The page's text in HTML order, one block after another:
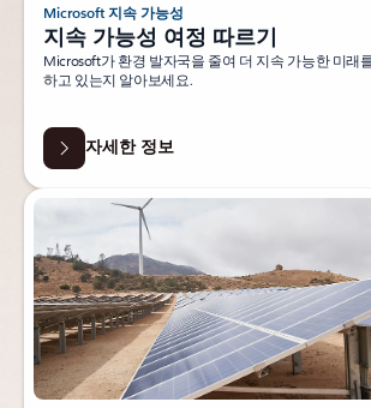
Microsoft 지속 가능성
지속 가능성 여정 따르기
Microsoft가 환경 발자국을 줄여 더 지속 가능한 미래
하고 있는지 알아보세요.
자세한 정보